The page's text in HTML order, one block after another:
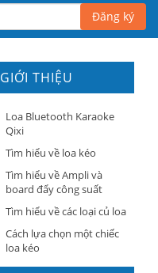
Đăng ký
GIỚI THIỆU
Loa Bluetooth Karaoke
Qixi
Tìm hiểu về loa kéo
Tìm hiểu về Ampli và
board đẩy công suất
Tìm hiểu về các loại củ loa
Cách lựa chọn một chiếc
loa kéo